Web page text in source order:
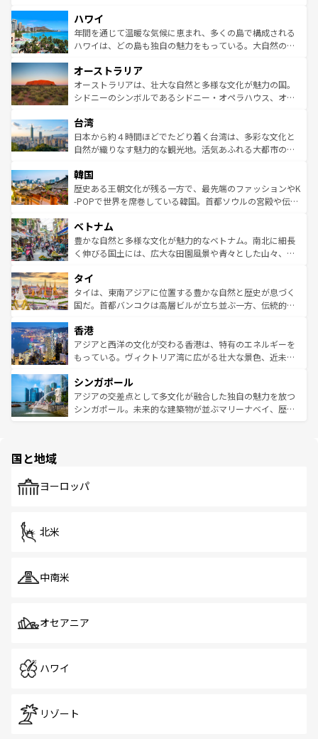
ば市内交通費無料で観光を楽しむこともできる。 なお、新
着のスイス情報はコンテンツ一覧 を参照してほしい。
のような巨大都市は、観光、ショッピング、エンターテイ
ンメントが詰まった刺激的なスポットだ。一方、アメリカ
西部には大自然が広がり、グランドキャニオンやイエロー
部のニューオーリンズでは、音楽と美食が融合した独特の
文化が魅力。旅行者はアメリカの各地域で異なる魅力を楽
しみながら、その多様性と豊かな歴史を感じることができ
ならではの贅沢な旅のスタイルだ。 なお、新着のアメリカ
情報はコンテンツ一覧を参照してほしい。
ハワイ
年間を通じて温暖な気候に恵まれ、多くの島で構成される
ハワイは、どの島も独自の魅力をもっている。大自然の神
ワイ島は見逃せない。また、定番の観光地といえばオアフ
島だが、静かな自然を求めるならマウイ島やカウアイ島が
おすすめ。エメラルドグリーンに輝く海をはじめ、豊かな
れるおもてなしの心で訪れる人々を迎えてくれるハワイの
人々、おいしいローカルフードやハワイアンミュージッ
ク、伝統的なフラダンスなど、すべてがハワイの魅力を彩
ワイを、存分に味わってほしい。 なお、新着のハワイ情報
はコンテンツ一覧を参照してほしい。
オーストラリア
オーストラリアは、壮大な自然と多様な文化が魅力の国。
シドニーのシンボルであるシドニー・オペラハウス、オー
リアリーフや大陸中央部にそびえるウルル（エアーズロッ
ク）、タスマニアの美しい原生林やケアンズの熱帯雨林な
ど、見どころがたくさん。また、カフェやワイン、オージ
いる。アクティビティも充実しており、サーフィンやダイ
ビング、ハイキングなど、アウトドア好きにはたまらな
い。オーストラリアの多彩な魅力を存分に味わいつくそ
参照してほしい。
台湾
日本から約４時間ほどでたどり着く台湾は、多彩な文化と
自然が織りなす魅力的な観光地。活気あふれる大都市の台
ン）、静ひつな山岳地帯である台湾東部など、都市の喧騒
と山間の静けさが共存しており、訪れる人に新しい発見と
驚きをもたらしてくれる。また、奥深い台湾の食文化も魅
容にもいいと評判のスイーツなど、バラエティ豊かな料理
が味わえる。 なお、新着の台湾情報は コンテンツ一覧を参
照してほしい。
韓国
歴史ある王朝文化が残る一方で、最先端のファッションやK
-POPで世界を席巻している韓国。首都ソウルの宮殿や伝統
き、地方に足を延ばせば四季折々の自然美を楽しむことが
できる。そして、キムチや焼肉、絶品のストリートフード
まで、さまざまな韓国料理が待っている。夜には、韓国な
リティに包まれながら、韓国の多彩な魅力を心ゆくまで味
わってみてほしい。 なお、新着の韓国情報はコンテンツ一
覧を参照してほしい。
ベトナム
豊かな自然と多様な文化が魅力的なベトナム。南北に細長
く伸びる国土には、広大な田園風景や青々とした山々、世
急速な発展と共に伝統が息づく。ハノイの古い町並みやホ
ーチミン市のフランス統治時代の建物も、独特の雰囲気を
醸し出している。また、バラエティの豊かさとおいしさで
とつ。フォーやバインミー、ベトナムコーヒーなどは、ぜ
ひ現地で味わいたい。どの地域を訪れてもあたたかい人々
が旅行者を迎えてくれるので、きっと忘れられない旅にな
参照してほしい。
タイ
タイは、東南アジアに位置する豊かな自然と歴史が息づく
国だ。首都バンコクは高層ビルが立ち並ぶ一方、伝統的な
の活気が交差している。北部ではチェンマイなどの山岳地
帯で自然と触れ合い、南部ではプーケットやクラビの美し
いビーチでリゾート気分を楽しむことができる。タイ料理
激する。気候は一年中温暖で、どの季節にも異なる楽しみ
が待っている。親しみやすいタイの人々、仏教を中心とし
た文化、そして多様な観光資源が、訪れる旅人を魅了し続
香港
アジアと西洋の文化が交わる香港は、特有のエネルギーを
もっている。ヴィクトリア湾に広がる壮大な景色、近未来
み、どこを訪れても感動するはず。観光スポットが密集し
ており、効率よく見どころを回れるのも魅力。息をのむよ
うな絶景から文化的な体験まで、香港を存分に楽しみ尽く
シンガポール
アジアの交差点として多文化が融合した独自の魅力を放つ
シンガポール。未来的な建築物が並ぶマリーナベイ、歴史
で、ホーカーズは地元の風情を楽しめる外せないスポット
国と地域
ヨーロッパ
北米
中南米
オセアニア
ハワイ
リゾート